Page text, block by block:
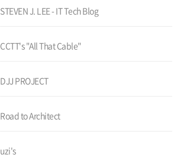
STEVEN J. LEE - IT Tech Blog
CCTT's "All That Cable"
DJJ PROJECT
Road to Architect
uzi's